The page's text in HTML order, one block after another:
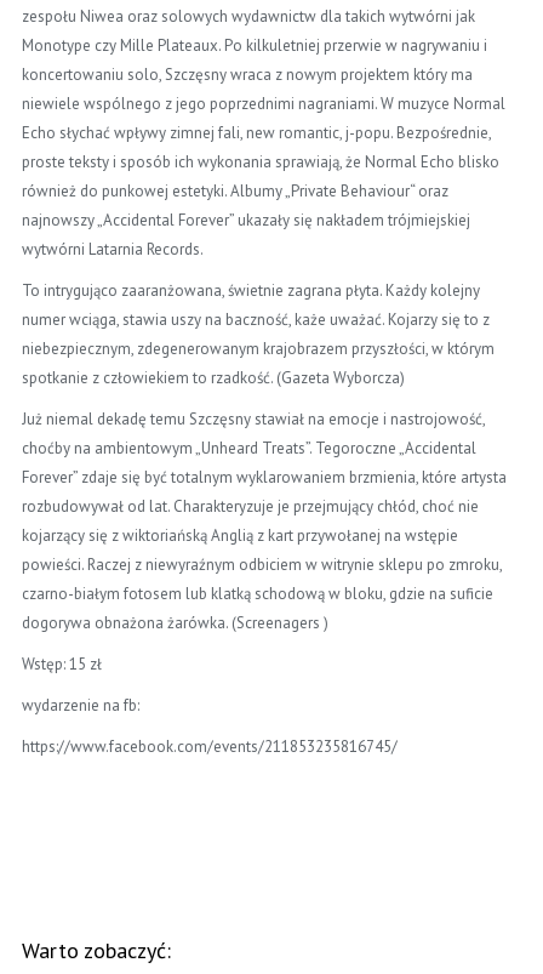
zespołu Niwea oraz solowych wydawnictw dla takich wytwórni jak
Monotype czy Mille Plateaux. Po kilkuletniej przerwie w nagrywaniu i
koncertowaniu solo, Szczęsny wraca z nowym projektem który ma
niewiele wspólnego z jego poprzednimi nagraniami. W muzyce Normal
Echo słychać wpływy zimnej fali, new romantic, j-popu. Bezpośrednie,
proste teksty i sposób ich wykonania sprawiają, że Normal Echo blisko
również do punkowej estetyki. Albumy „Private Behaviour“ oraz
najnowszy „Accidental Forever” ukazały się nakładem trójmiejskiej
wytwórni Latarnia Records.
To intrygująco zaaranżowana, świetnie zagrana płyta. Każdy kolejny
numer wciąga, stawia uszy na baczność, każe uważać. Kojarzy się to z
niebezpiecznym, zdegenerowanym krajobrazem przyszłości, w którym
spotkanie z człowiekiem to rzadkość. (Gazeta Wyborcza)
Już niemal dekadę temu Szczęsny stawiał na emocje i nastrojowość,
choćby na ambientowym „Unheard Treats”. Tegoroczne „Accidental
Forever” zdaje się być totalnym wyklarowaniem brzmienia, które artysta
rozbudowywał od lat. Charakteryzuje je przejmujący chłód, choć nie
kojarzący się z wiktoriańską Anglią z kart przywołanej na wstępie
powieści. Raczej z niewyraźnym odbiciem w witrynie sklepu po zmroku,
czarno-białym fotosem lub klatką schodową w bloku, gdzie na suficie
dogorywa obnażona żarówka. (Screenagers )
Wstęp: 15 zł
wydarzenie na fb:
https://www.facebook.com/events/211853235816745/
Warto zobaczyć: